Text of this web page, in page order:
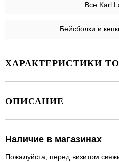
Все Karl
Бейсболки и
ХАРАКТЕРИСТИКИ
ОПИСАНИЕ
Наличие в магазинах
Пожалуйста, перед визитом